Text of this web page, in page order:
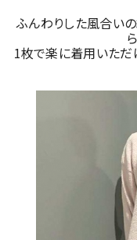
ふんわりした風合い
1枚で楽に着用いただ